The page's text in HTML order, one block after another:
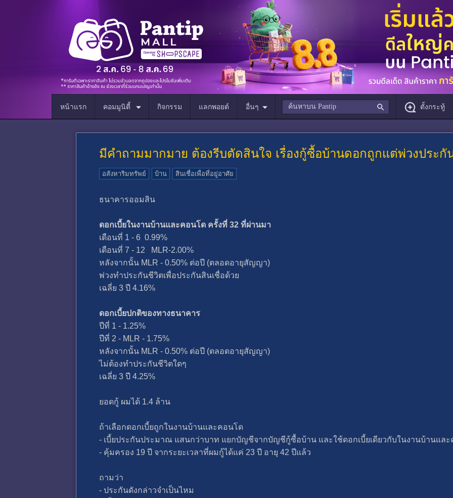
หน้าแรก คอมมูนิตี้ กิจกรรม แลกพอยต์ อื่นๆ ตั้งกระทู้
มีคำถามมากมาย ต้องรีบตัดสินใจ เรื่องกู้ซื้อบ้านดอกถูกแต่พ่วงประกั
อสังหาริมทรัพย์ บ้าน สินเชื่อเพื่อที่อยู่อาศัย
ธนาคารออมสิน
ดอกเบี้ยในงานบ้านและคอนโด ครั้งที่ 32 ที่ผ่านมา
เดือนที่ 1 - 6 0.99%
เดือนที่ 7 - 12 MLR-2.00%
หลังจากนั้น MLR - 0.50% ต่อปี (ตลอดอายุสัญญา)
พ่วงทำประกันชีวิตเพื่อประกันสินเชื่อด้วย
เฉลี่ย 3 ปี 4.16%
ดอกเบี้ยปกติของทางธนาคาร
ปีที่ 1 - 1.25%
ปีที่ 2 - MLR - 1.75%
หลังจากนั้น MLR - 0.50% ต่อปี (ตลอดอายุสัญญา)
ไม่ต้องทำประกันชีวิตใดๆ
เฉลี่ย 3 ปี 4.25%
ยอดกู้ ผมได้ 1.4 ล้าน
ถ้าเลือกดอกเบี้ยถูกในงานบ้านและคอนโด
- เบี้ยประกันประมาณ แสนกว่าบาท แยกบัญชีจากบัญชีกู้ซื้อบ้าน และใช้ดอกเบี้ยเดียวกับในงานบ้านแล
- คุ้มครอง 19 ปี จากระยะเวลาที่ผมกู้ได้แค่ 23 ปี อายุ 42 ปีแล้ว
ถามว่า
- ประกันดังกล่าวจำเป็นไหม